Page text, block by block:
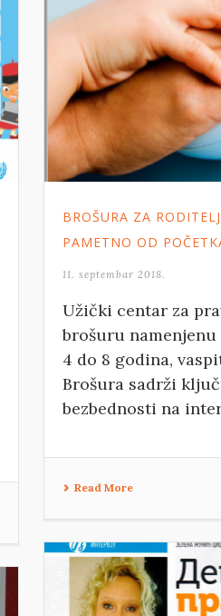
BROŠURA ZA
PAMETNO OD
11. septembar 2018.
Užički centar za
brošuru
4 do 8 godina,
Brošura sadrži
bezbednosti na
Read More